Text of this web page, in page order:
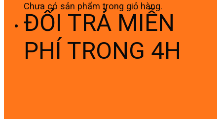
Chưa có sản phẩm trong giỏ hàng.
ĐỔI TRẢ MIỄN
PHÍ TRONG 4H